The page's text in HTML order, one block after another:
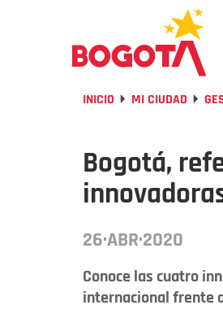
INICIO MI CIUDAD
Bogotá,
26·ABR·2020
Conoce las cuatro
internacional frente